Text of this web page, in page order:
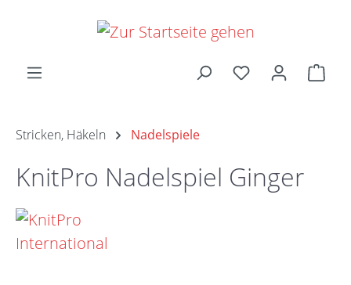
Zum Hauptinhalt springen
Stricken, Häkeln Nadelspiele
KnitPro Nadelspiel Ginger